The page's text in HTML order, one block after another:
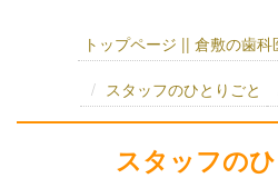
トップページ || 倉敷の歯
スタッフのひとりごと
スタッフの